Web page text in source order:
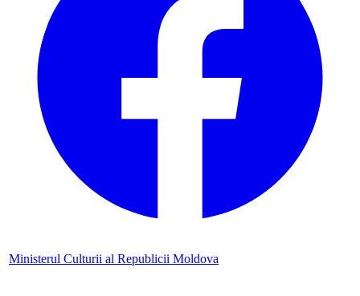
Ministerul Culturii al Republicii Moldova